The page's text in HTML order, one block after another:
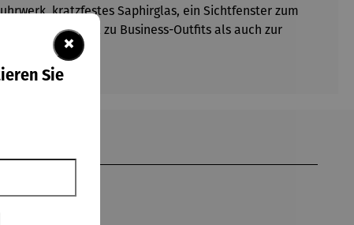
kratzfestes Saphirglas, ein Sichtfenster zum
passt sowohl zu Business-Outfits als auch zur
×
Sie